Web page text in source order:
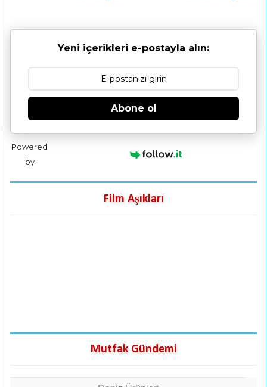
Yeni içerikleri e-postayla alın:
Abone ol
Powered
by
Film Aşıkları
Mutfak Gündemi